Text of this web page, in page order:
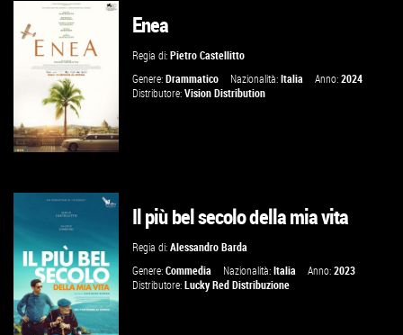
GUARDA IL TRAILER
VAI ALLA SCHEDA
GUARDA IL TRAILER
VAI ALLA SCHEDA
Enea
Regia di:Pietro Castellitto
Genere:Drammatico Nazionalità:Italia Anno:2024
Distributore:Vision Distribution
Il più bel secolo della mia vita
Regia di:Alessandro Barda
Genere:Commedia Nazionalità:Italia Anno:2023
Distributore:Lucky Red Distribuzione